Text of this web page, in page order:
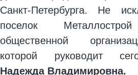
Санкт-Петербурга. Не
поселок
общественной
которой руководит
Надежда Владимировна.